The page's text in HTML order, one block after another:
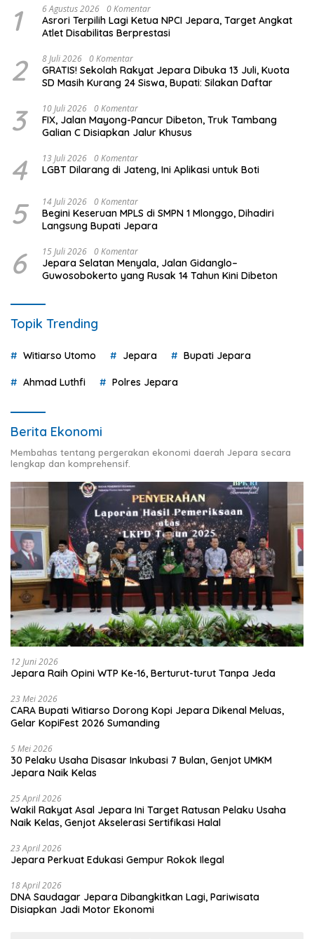
1 6 Agustus 2026 0 Komentar
Asrori Terpilih Lagi Ketua NPCI Jepara, Target Angkat
Atlet Disabilitas Berprestasi
2 8 Juli 2026 0 Komentar
GRATIS! Sekolah Rakyat Jepara Dibuka 13 Juli, Kuota
SD Masih Kurang 24 Siswa, Bupati: Silakan Daftar
3 10 Juli 2026 0 Komentar
FIX, Jalan Mayong-Pancur Dibeton, Truk Tambang
Galian C Disiapkan Jalur Khusus
4 13 Juli 2026 0 Komentar
LGBT Dilarang di Jateng, Ini Aplikasi untuk Boti
5 14 Juli 2026 0 Komentar
Begini Keseruan MPLS di SMPN 1 Mlonggo, Dihadiri
Langsung Bupati Jepara
6 15 Juli 2026 0 Komentar
Jepara Selatan Menyala, Jalan Gidanglo–
Guwosobokerto yang Rusak 14 Tahun Kini Dibeton
Topik Trending
Witiarso Utomo Jepara Bupati Jepara
Ahmad Luthfi Polres Jepara
Berita Ekonomi
Membahas tentang pergerakan ekonomi daerah Jepara secara
lengkap dan komprehensif.
12 Juni 2026
Jepara Raih Opini WTP Ke-16, Berturut-turut Tanpa Jeda
23 Mei 2026
CARA Bupati Witiarso Dorong Kopi Jepara Dikenal Meluas,
Gelar KopiFest 2026 Sumanding
5 Mei 2026
30 Pelaku Usaha Disasar Inkubasi 7 Bulan, Genjot UMKM
Jepara Naik Kelas
25 April 2026
Wakil Rakyat Asal Jepara Ini Target Ratusan Pelaku Usaha
Naik Kelas, Genjot Akselerasi Sertifikasi Halal
23 April 2026
Jepara Perkuat Edukasi Gempur Rokok Ilegal
18 April 2026
DNA Saudagar Jepara Dibangkitkan Lagi, Pariwisata
Disiapkan Jadi Motor Ekonomi